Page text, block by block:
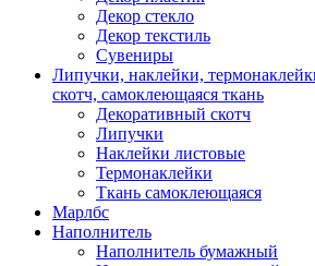
Декор стекло
Декор текстиль
Сувениры
Липучки, наклейки,
скотч, самоклеющаяся ткань
Декоративный скотч
Липучки
Наклейки листовые
Термонаклейки
Ткань самоклеющаяся
Марлбс
Наполнитель
Наполнитель бумажный